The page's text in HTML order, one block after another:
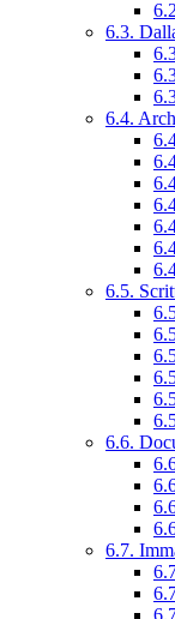
6.3.
6.4.
6.5.
6.6.
6.7.